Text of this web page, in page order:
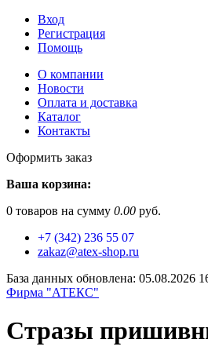
Вход
Регистрация
Помощь
О компании
Новости
Оплата и доставка
Каталог
Контакты
Оформить заказ
Ваша корзина:
0 товаров на сумму 0.00 руб.
+7 (342) 236 55 07
zakaz@atex-shop.ru
База данных обновлена: 05.08.2026
Фирма "АТЕКС"
Стразы